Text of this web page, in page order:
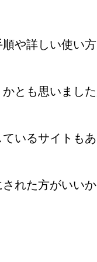
順や詳しい使い
とも思いまし
いるサイトもあ
れた方がいいか